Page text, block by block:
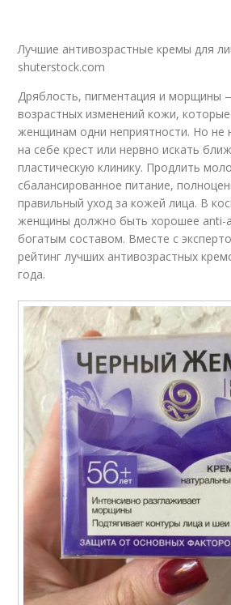
Лучшие антивозрастные кремы для
shuterstock.com
Дряблость, пигментация и морщины
возрастных изменений кожи,
женщинам одни неприятности. Но не
на себе крест или нервно искать
пластическую клинику. Продлить
сбалансированное питание,
правильный уход за кожей лица. В
женщины должно быть хорошее anti-
богатым составом. Вместе с
рейтинг лучших антивозрастных
года.